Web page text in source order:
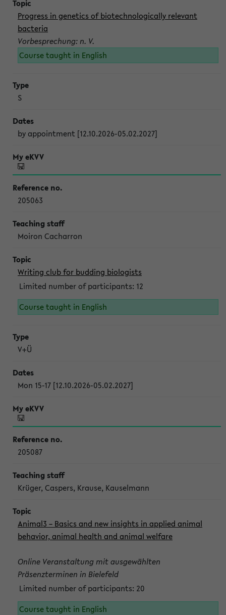
Progress in genetics of biotechnologically relevant
bacteria
Vorbesprechung: n. V.
Course taught in English
S
by appointment [12.10.2026-05.02.2027]
205063
Moiron Cacharron
Writing club for budding biologists
Limited number of participants: 12
Course taught in English
V+Ü
Mon 15-17 [12.10.2026-05.02.2027]
205087
Krüger, Caspers, Krause, Kauselmann
Animal3 – Basics and new insights in applied animal
behavior, animal health and animal welfare
Online Veranstaltung mit ausgewählten
Präsenzterminen in Bielefeld
Limited number of participants: 20
Course taught in English